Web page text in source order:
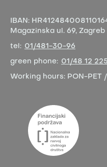
IBAN:
Magazinska ul. 69, Zagreb
tel: 01/481-30-96
green phone: 01/48 12 225
Working hours: PON-PET